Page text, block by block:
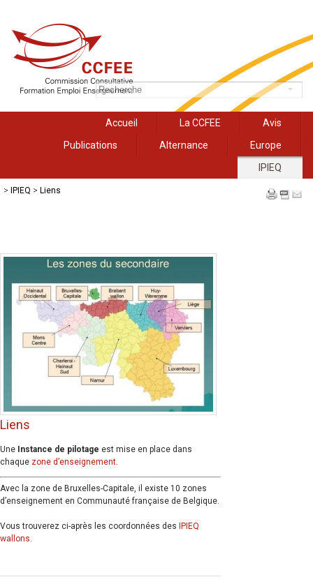
Accueil La CCFEE
Avis
Publications
Alternance
Europe
IPIEQ
> IPIEQ > Liens
Liens
Une Instance de pilotage est mise en place dans
chaque zone d’enseignement.
Avec la zone de Bruxelles-Capitale, il existe 10 zones
d’enseignement en Communauté française de Belgique.
Vous trouverez ci-après les coordonnées des
IPIEQ
wallons.